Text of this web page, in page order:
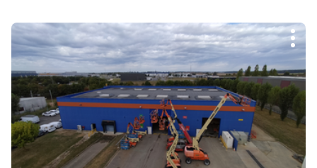
Appuyer
sur
la
touche
ENTRÉE
pour
obtenir
de
plus
Plus